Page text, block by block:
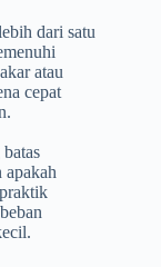
dari satu
atau
cepat
apakah